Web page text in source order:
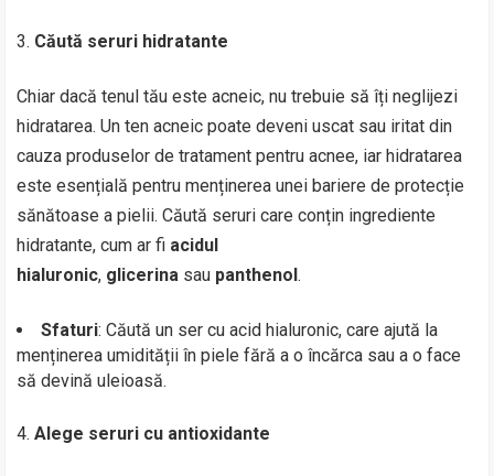
Căută seruri hidratante
Chiar dacă tenul tău este acneic, nu trebuie să îți neglijezi
hidratarea. Un ten acneic poate deveni uscat sau iritat din
cauza produselor de tratament pentru acnee, iar hidratarea
este esențială pentru menținerea unei bariere de protecție
sănătoase a pielii. Căută seruri care conțin ingrediente
hidratante, cum ar fi acidul
hialuronic, glicerina sau panthenol.
Sfaturi: Căută un ser cu acid hialuronic, care ajută la
menținerea umidității în piele fără a o încărca sau a o face
să devină uleioasă.
Alege seruri cu antioxidante